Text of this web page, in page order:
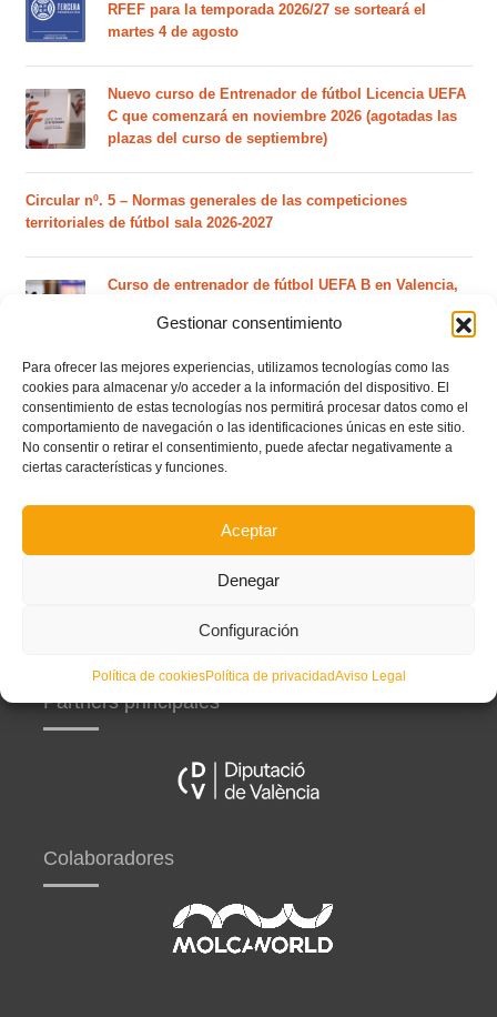
Gestionar consentimiento
Para ofrecer las mejores experiencias, utilizamos tecnologías como las
cookies para almacenar y/o acceder a la información del dispositivo. El
consentimiento de estas tecnologías nos permitirá procesar datos como el
comportamiento de navegación o las identificaciones únicas en este sitio.
No consentir o retirar el consentimiento, puede afectar negativamente a
ciertas características y funciones.
Aceptar
Denegar
Configuración
Política de cookiesPolítica de privacidadAviso Legal
RFEF para la temporada 2026/27 se sorteará el
martes 4 de agosto
Nuevo curso de Entrenador de fútbol Licencia UEFA
C que comenzará en noviembre 2026 (agotadas las
plazas del curso de septiembre)
Circular nº. 5 – Normas generales de las competiciones
territoriales de fútbol sala 2026-2027
Curso de entrenador de fútbol UEFA B en Valencia,
Castellón y Alicante (comienzo el 20 de septiembre)
Curso de entrenador de fútbol UEFA A en Valencia,
Castellón y Alicante (comienzo el 20 de septiembre)
Valencia, Castellón y Alicante (comienzo el 15 de
Partners principales
Colaboradores